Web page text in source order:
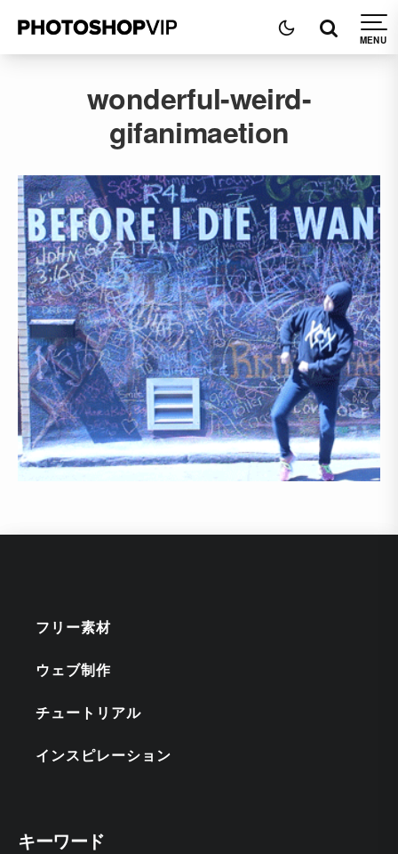
wonderful-weird-
gifanimaetion
フリー素材
ウェブ制作
チュートリアル
インスピレーション
キーワード